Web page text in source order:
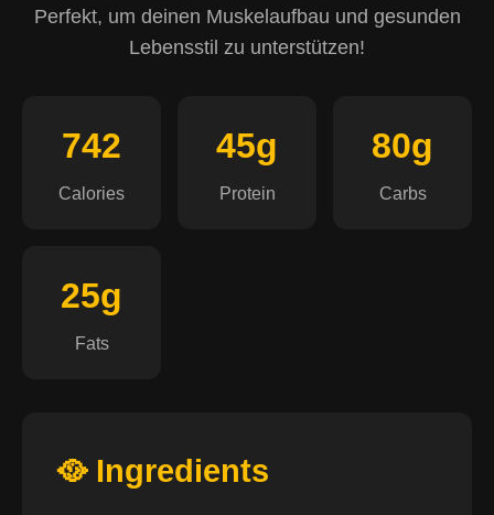
Perfekt, um deinen Muskelaufbau und gesunden
Lebensstil zu unterstützen!
742
Calories
45g
Protein
80g
Carbs
25g
Fats
🥘 Ingredients